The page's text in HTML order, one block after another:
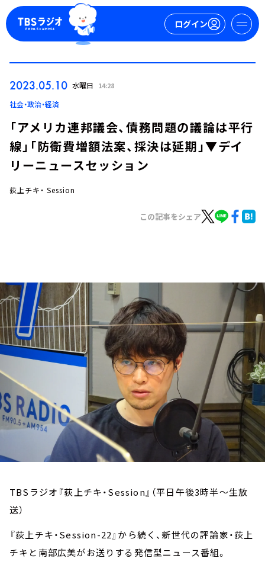
ログイン
イベント・グッズ
YouTube
会社情報
2023.05.10 水曜日 14:28
社会・政治・経済
「アメリカ連邦議会、債務問題の議論は平行
線」「防衛費増額法案、採決は延期」▼デイ
リーニュースセッション
荻上チキ・ Session
この記事をシェア
TBSラジオ『荻上チキ・Session』（平日午後3時半～生放
送）
『荻上チキ・Session-22』から続く、新世代の評論家・荻上
チキと南部広美がお送りする発信型ニュース番組。